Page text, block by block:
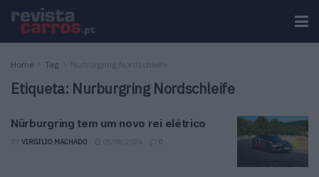
Home Tag Nurburgring Nordschleife
Etiqueta: Nurburgring Nordschleife
Nürburgring tem um novo rei elétrico
VIRGILIO MACHADO 0